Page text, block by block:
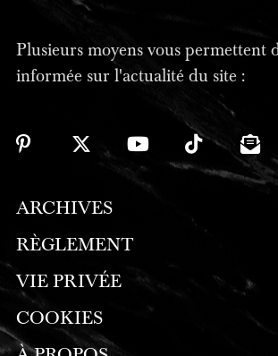
Plusieurs moyens vous permettent
informée sur l'actualité du site :
ARCHIVES
RÈGLEMENT
VIE PRIVÉE
COOKIES